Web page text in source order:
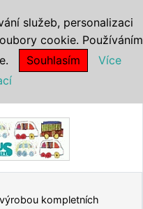
kompletních
služeb, personalizaci
cookie. Používáním
Souhlasím
Více